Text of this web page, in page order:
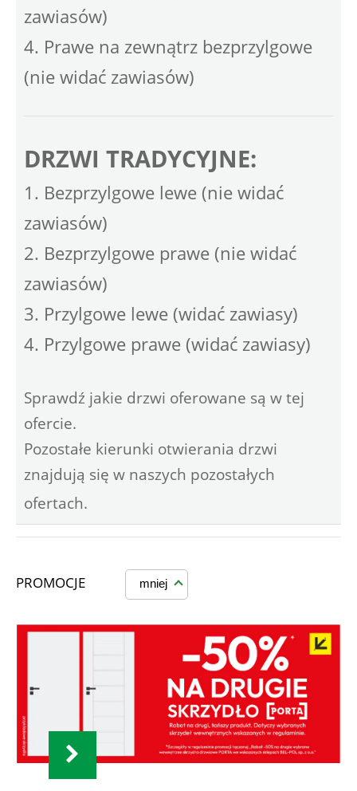
zawiasów)
4. Prawe na zewnątrz bezprzylgowe
(nie widać zawiasów)
DRZWI TRADYCYJNE:
1. Bezprzylgowe lewe (nie widać
zawiasów)
2. Bezprzylgowe prawe (nie widać
zawiasów)
3. Przylgowe lewe (widać zawiasy)
4. Przylgowe prawe (widać zawiasy)
Sprawdź jakie drzwi oferowane są w tej
ofercie.
Pozostałe kierunki otwierania drzwi
znajdują się w naszych pozostałych
ofertach.
PROMOCJE mniej